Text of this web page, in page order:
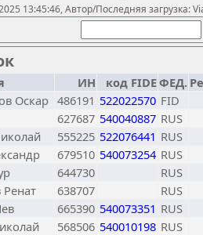
13:45:46, Автор/Последняя загрузка:
ИН код FIDEФЕД.
Оскар 486191 522022570 FID
627687 540040887 RUS
555225 522076441 RUS
679510 540073254 RUS
644730
RUS
638707
RUS
665390 540073351 RUS
568506 540010198 RUS